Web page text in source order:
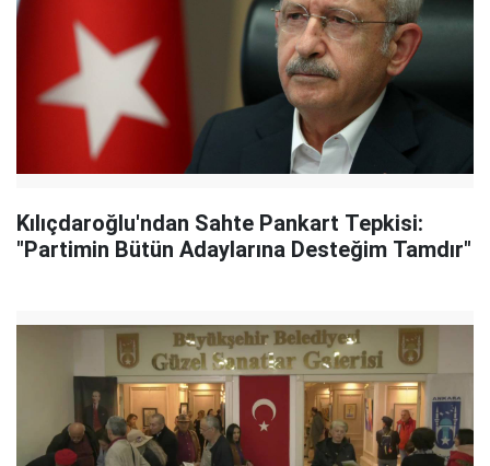
Kılıçdaroğlu'ndan Sahte Pankart Tepkisi:
"Partimin Bütün Adaylarına Desteğim Tamdır"